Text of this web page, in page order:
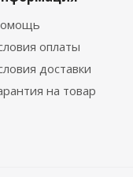
оплаты
доставки
на товар